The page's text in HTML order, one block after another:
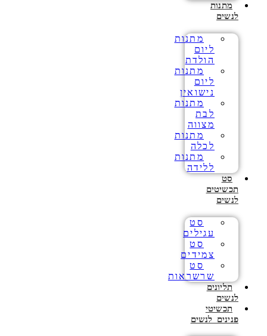
מתנות
לנשים
מתנות
ליום
הולדת
מתנות
ליום
נישואין
מתנות
לבת
מצווה
מתנות
לכלה
מתנות
ללידה
סט
תכשיטים
לנשים
סט
עגילים
סט
צמידים
סט
שרשראות
תליונים
לנשים
תכשיטי
פנינים לנשים